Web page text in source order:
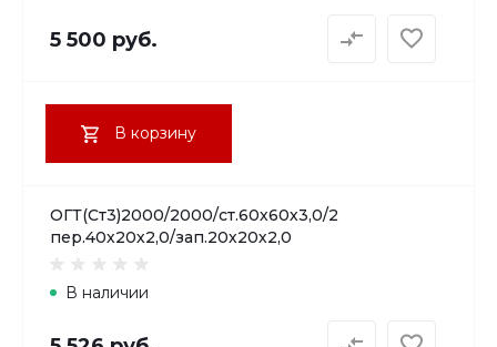
5 500 руб.
В корзину
ОГТ(Ст3)2000/2000/ст.60х60х3,0/2
пер.40х20х2,0/зап.20х20х2,0
В наличии